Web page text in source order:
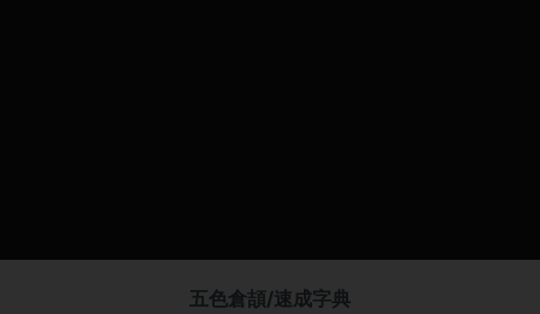
五色倉頡/速成字典